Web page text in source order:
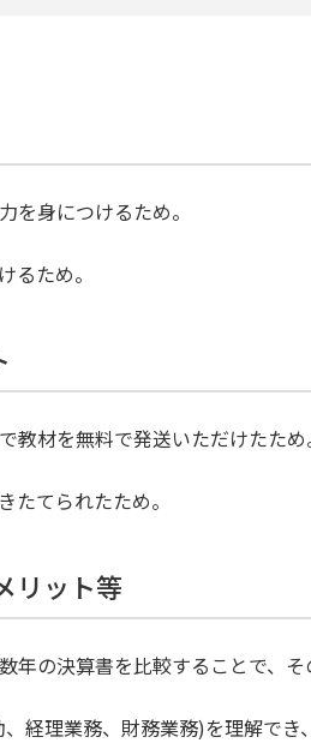
を身につけるため。
るため。
教材を無料で発送いただけたため
たてられたため。
リット等
年の決算書を比較することで、
経理業務、財務業務)を理解で